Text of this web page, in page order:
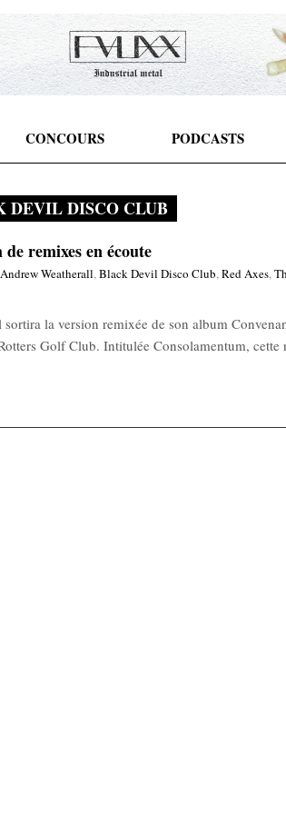
CONCOURS PODCASTS
DEVIL DISCO CLUB
remixes en écoute
Andrew Weatherall,Black Devil Disco Club,Red Axes,
la version remixée de son album
Golf Club. Intitulée Consolamentum, cette